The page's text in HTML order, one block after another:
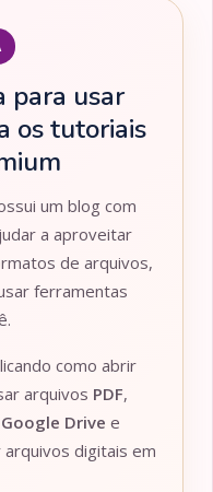
para usar
os tutoriais
um blog com
a aproveitar
de arquivos,
ferramentas
como abrir
arquivos PDF,
Google Drive e
digitais em